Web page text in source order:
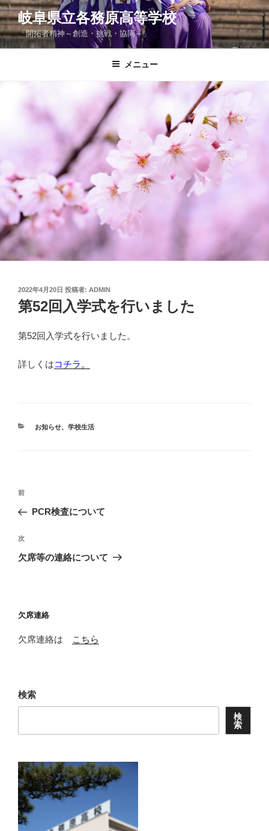
コ
ン
テ
ン
岐阜県立各務原高等学校
「開拓者精神～創造・挑戦・協同～」
メニュー
投
稿
日:
2022年4月20日 投稿者: ADMIN
第52回入学式を行いました
第52回入学式を行いました。
詳しくはコチラ。
カ
お知らせ、 学校生活
投
ナ
ビ
ゲ
ン
前
の
稿
前
PCR検査について
次
の
次
欠席等の連絡について
欠席連絡
欠席連絡は こちら
検索
検
索